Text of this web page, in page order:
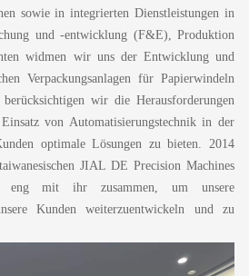
sowie in integrierten Dienstleistungen in
und -entwicklung (F&E), Produktion
widmen wir uns der Entwicklung und
Verpackungsanlagen für Papierwindeln
wir die Herausforderungen
von Automatisierungstechnik in der
optimale Lösungen zu bieten. 2014
JIAL DE Precision Machines
mit ihr zusammen, um unsere
Kunden weiterzuentwickeln und zu